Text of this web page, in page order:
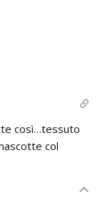
così…tessuto
col